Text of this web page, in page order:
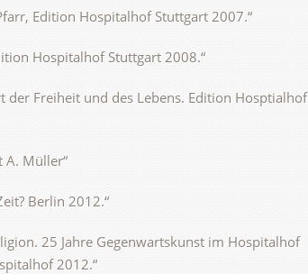
Edition Hospitalhof Stuttgart 2007.“
Hospitalhof Stuttgart 2008.“
der Freiheit und des Lebens. Edition Hosptialhof
A. Müller“
Berlin 2012.“
25 Jahre Gegenwartskunst im Hospitalhof
2012.“